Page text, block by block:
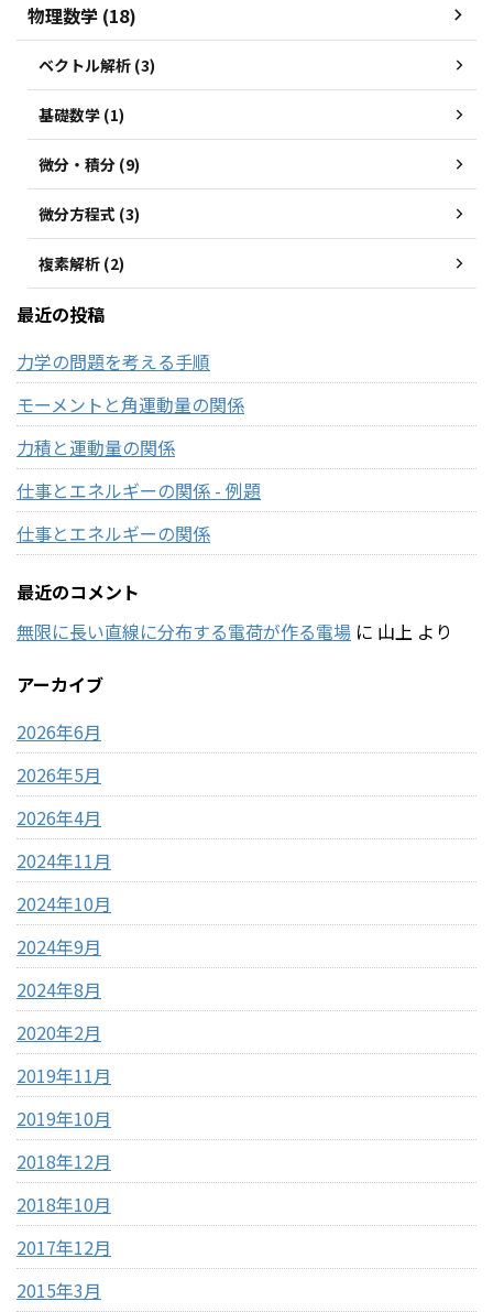
物理数学 (18)
ベクトル解析 (3)
基礎数学 (1)
微分・積分 (9)
微分方程式 (3)
複素解析 (2)
最近の投稿
力学の問題を考える手順
モーメントと角運動量の関係
力積と運動量の関係
仕事とエネルギーの関係 - 例題
仕事とエネルギーの関係
最近のコメント
無限に長い直線に分布する電荷が作る電場 に 山上 より
アーカイブ
2026年6月
2026年5月
2026年4月
2024年11月
2024年10月
2024年9月
2024年8月
2020年2月
2019年11月
2019年10月
2018年12月
2018年10月
2017年12月
2015年3月